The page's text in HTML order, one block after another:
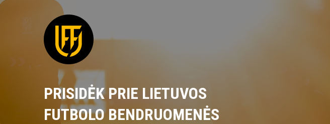
PRISIDĖK PRIE LIETUVOS
FUTBOLO BENDRUOMENĖS